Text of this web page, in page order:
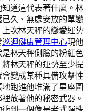
道這代表著什麼。林
久、無處安放的單戀
次林天秤的戀愛運勢
巡迴健康管理中心現他
林天秤側臉的粉紅色
林天秤的運勢至少提
變成某種具備攻擊性
地跑進他堆滿了星座圖
放著他的秘密武器。